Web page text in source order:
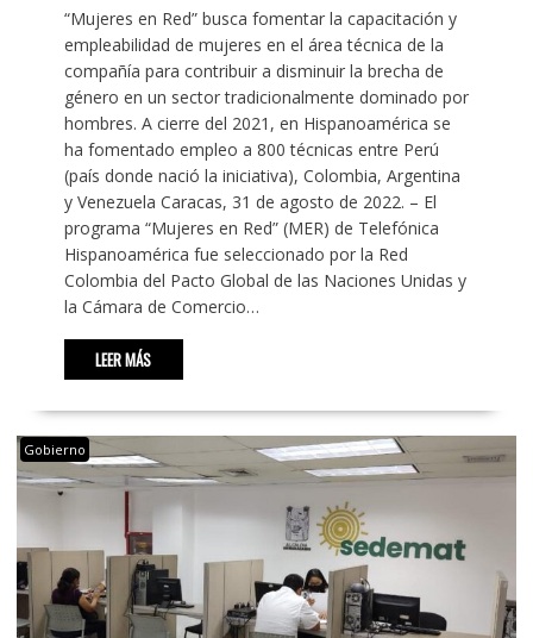
“Mujeres en Red” busca fomentar la capacitación y
empleabilidad de mujeres en el área técnica de la
compañía para contribuir a disminuir la brecha de
género en un sector tradicionalmente dominado por
hombres. A cierre del 2021, en Hispanoamérica se
ha fomentado empleo a 800 técnicas entre Perú
(país donde nació la iniciativa), Colombia, Argentina
y Venezuela Caracas, 31 de agosto de 2022. – El
programa “Mujeres en Red” (MER) de Telefónica
Hispanoamérica fue seleccionado por la Red
Colombia del Pacto Global de las Naciones Unidas y
la Cámara de Comercio…
LEER MÁS
Gobierno